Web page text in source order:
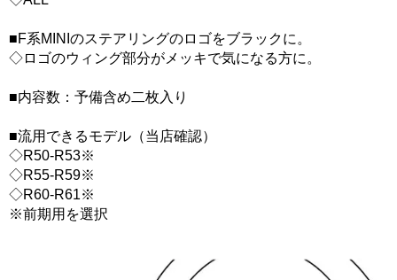
■F系MINIのステアリングのロゴをブラックに。
◇ロゴのウィング部分がメッキで気になる方に。
■内容数：予備含め二枚入り
■流用できるモデル（当店確認）
◇R50-R53※
◇R55-R59※
◇R60-R61※
※前期用を選択